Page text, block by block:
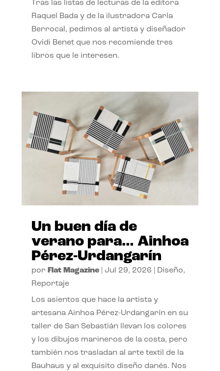
Tras las listas de lecturas de la editora
Raquel Bada y de la ilustradora Carla
Berrocal, pedimos al artista y diseñador
Ovidi Benet que nos recomiende tres
libros que le interesen.
Un buen día de
verano para… Ainhoa
Pérez-Urdangarín
por Flat Magazine| Jul 29, 2026 Diseño,
Reportaje
Los asientos que hace la artista y
artesana Ainhoa Pérez-Urdangarín en su
taller de San Sebastián llevan los colores
y los dibujos marineros de la costa, pero
también nos trasladan al arte textil de la
Bauhaus y al exquisito diseño danés. Nos